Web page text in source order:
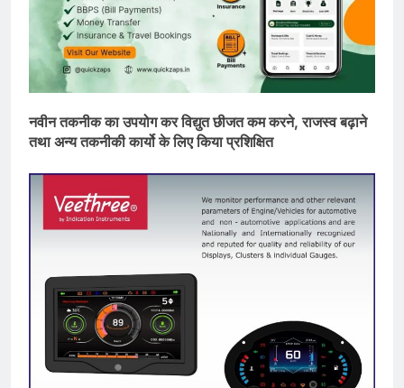
नवीन तकनीक का उपयोग कर विद्युत छीजत कम करने, राजस्व बढ़ाने
तथा अन्य तकनीकी कार्यो के लिए किया प्रशिक्षित